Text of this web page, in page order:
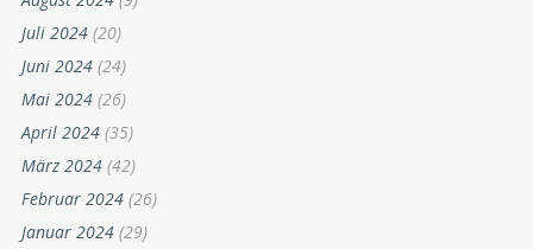
Juli 2024 (20)
Juni 2024 (24)
Mai 2024 (26)
April 2024 (35)
März 2024 (42)
Februar 2024 (26)
Januar 2024 (29)